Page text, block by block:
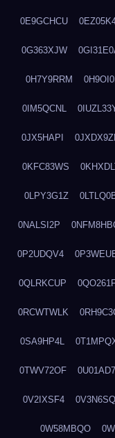
0E9GCHCU
0G363XJW
0H7Y9RRM
0IM5QCNL
0JX5HAPI
0KFC83WS
0LPY3G1Z
0NALSI2P
0P2UDQV4
0QLRKCUP
0RCWTWLK
0SA9HP4L
0TWV72OF
0V2IXSF4
0W58MBQO